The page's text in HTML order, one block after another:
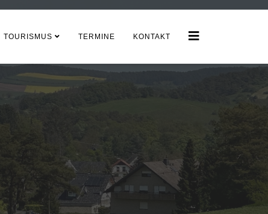
TOURISMUS TERMINE KONTAKT